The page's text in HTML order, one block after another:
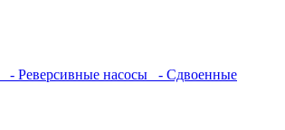
- Реверсивные насосы
- Сдвоенные